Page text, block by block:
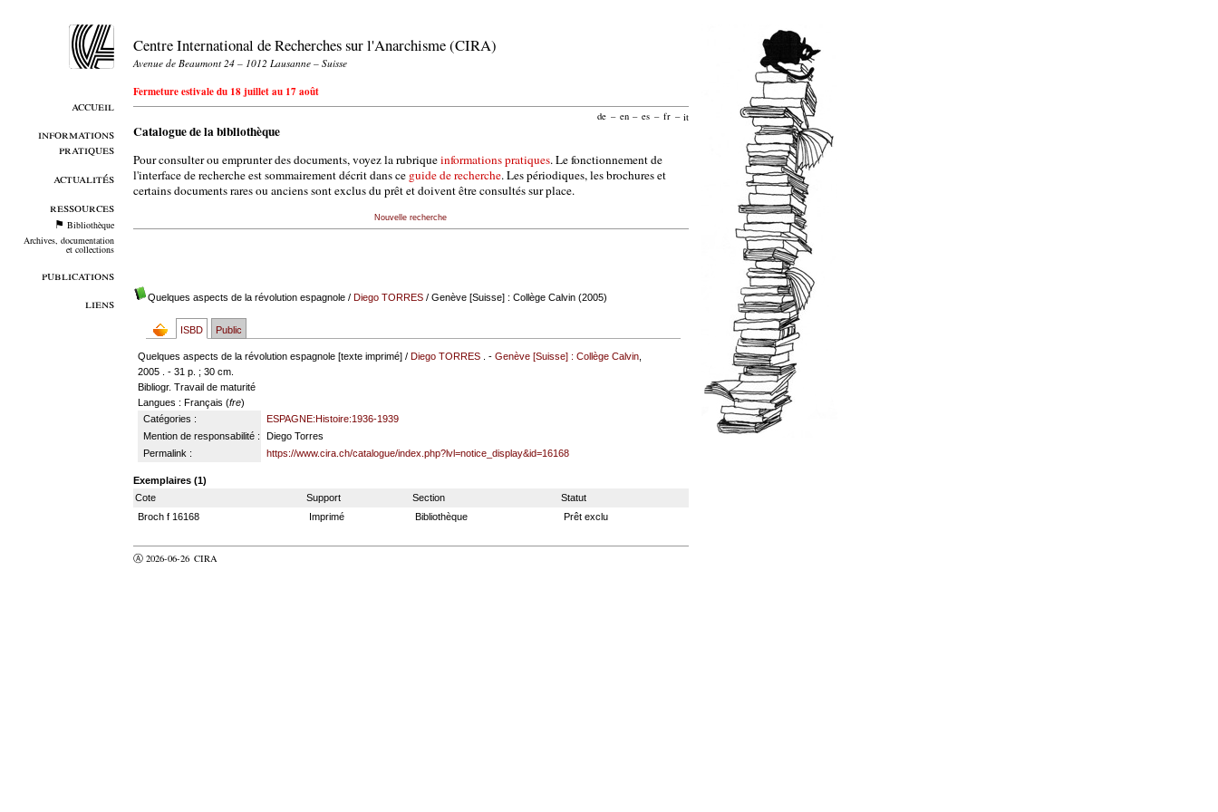
accueil
informations
pratiques
actualités
ressources
Bibliothèque
Archives, documentation
et collections
publications
liens
Centre International de Recherches sur l'Anarchisme (CIRA)
Avenue de Beaumont 24 – 1012 Lausanne – Suisse
Fermeture estivale du 18 juillet au 17 août
de – en – es – fr – it
Catalogue de la bibliothèque
Pour consulter ou emprunter des documents, voyez la rubriqueinformations pratiques. Le fonctionnement de
l'interface de recherche est sommairement décrit dans ce guide de recherche. Les périodiques, les brochures et
certains documents rares ou anciens sont exclus du prêt et doivent être consultés sur place.
Nouvelle recherche
Quelques aspects de la révolution espagnole/ Diego TORRES/ Genève [Suisse] : Collège Calvin (2005)
ISBD Public
Quelques aspects de la révolution espagnole [texte imprimé] /Diego TORRES . -Genève [Suisse] : Collège Calvin
2005 . - 31 p. ; 30 cm.
Bibliogr. Travail de maturité
Langues : Français (fre)
Catégories :
ESPAGNE:Histoire:1936-1939
Mention de responsabilité :
Diego Torres
Permalink :
https://www.cira.ch/catalogue/index.php?lvl=notice_display&id=16168
Exemplaires (1)
Cote
Support Section
Statut
Broch f 16168
Imprimé Bibliothèque Prêt exclu
Ⓐ 2026-06-26 CIRA